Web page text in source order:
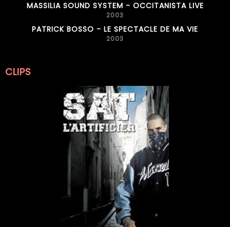
MASSILIA SOUND SYSTEM - OCCITANISTA LIVE
2003
PATRICK BOSSO - LE SPECTACLE DE MA VIE
2003
CLIPS